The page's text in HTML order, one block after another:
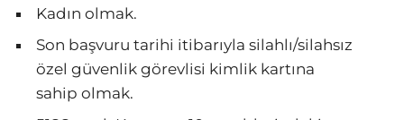
Kadın olmak.
Son başvuru tarihi itibarıyla silahlı/silahsız
özel güvenlik görevlisi kimlik kartına
sahip olmak.